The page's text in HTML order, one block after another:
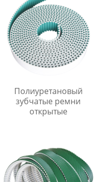
Полиуретановый
зубчатые ремни
открытые